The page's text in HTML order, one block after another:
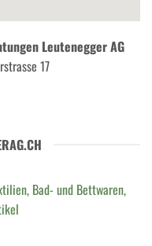
Leutenegger AG
17
Bad- und Bettwaren,